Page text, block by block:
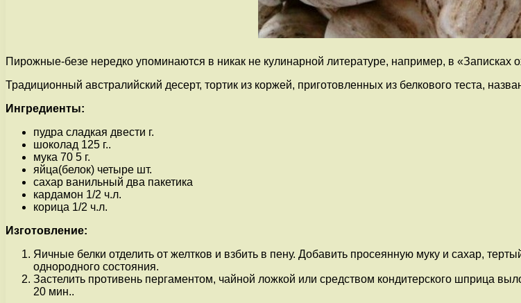
Пирожные-безе нередко упоминаются в никак не кулинарной литературе, например, в «Записках
Традиционный австралийский десерт, тортик из коржей, приготовленных из белкового теста,
Ингредиенты:
пудра сладкая двести г.
шоколад 125 г..
мука 70 5 г.
яйца(белок) четыре шт.
сахар ванильный два пакетика
кардамон 1/2 ч.л.
корица 1/2 ч.л.
Изготовление:
Яичные белки отделить от желтков и взбить в пену. Добавить просеянную муку и сахар,
однородного состояния.
Застелить противень пергаментом, чайной ложкой или средством кондитерского шприца
20 мин..